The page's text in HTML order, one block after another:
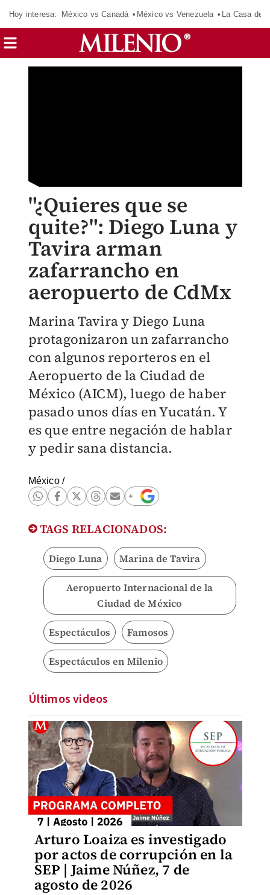
Hoy interesa: México vs Canadá México vs Venezuela La Casa de
"¿Quieres que se
quite?": Diego Luna y
Tavira arman
zafarrancho en
aeropuerto de CdMx
Marina Tavira y Diego Luna
protagonizaron un zafarrancho
con algunos reporteros en el
Aeropuerto de la Ciudad de
México (AICM), luego de haber
pasado unos días en Yucatán. Y
es que entre negación de hablar
y pedir sana distancia.
México/
TAGS RELACIONADOS:
Diego Luna Marina de Tavira
Aeropuerto Internacional de la
Ciudad de México
Espectáculos Famosos
Espectáculos en Milenio
Últimos videos
Arturo Loaiza es investigado
por actos de corrupción en la
SEP | Jaime Núñez, 7 de
agosto de 2026